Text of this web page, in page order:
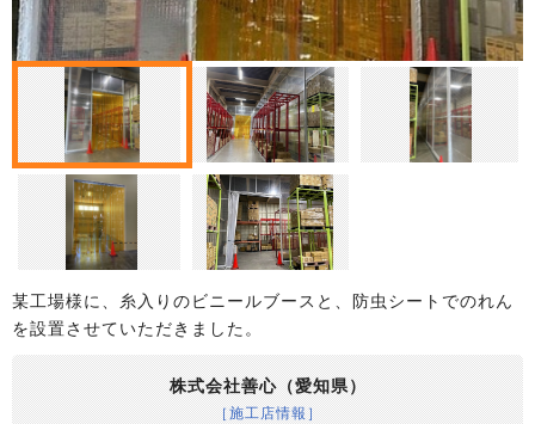
某工場様に、糸入りのビニールブースと、防虫シートでのれん
を設置させていただきました。
株式会社善心（愛知県）
［施工店情報］